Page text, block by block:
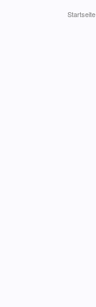
Startseite